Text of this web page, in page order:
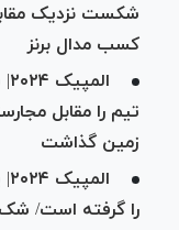
شکست نزدیک
کسب مدال برنز
تیم را مقابل
زمین گذاشت
را گرفته است/ شک